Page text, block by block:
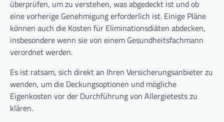
überprüfen, um zu verstehen, was abgedeckt ist und ob
eine vorherige Genehmigung erforderlich ist. Einige Pläne
können auch die Kosten für Eliminationsdiäten abdecken,
insbesondere wenn sie von einem Gesundheitsfachmann
verordnet werden.
Es ist ratsam, sich direkt an Ihren Versicherungsanbieter zu
wenden, um die Deckungsoptionen und mögliche
Eigenkosten vor der Durchführung von Allergietests zu
klären.